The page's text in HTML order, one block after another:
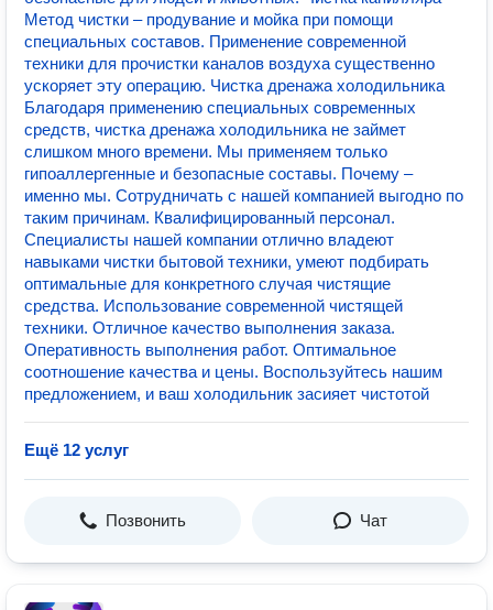
Метод чистки – продувание и мойка при помощи
специальных составов. Применение современной
техники для прочистки каналов воздуха существенно
ускоряет эту операцию. Чистка дренажа холодильника
Благодаря применению специальных современных
средств, чистка дренажа холодильника не займет
слишком много времени. Мы применяем только
гипоаллергенные и безопасные составы. Почему –
именно мы. Сотрудничать с нашей компанией выгодно по
таким причинам. Квалифицированный персонал.
Специалисты нашей компании отлично владеют
навыками чистки бытовой техники, умеют подбирать
оптимальные для конкретного случая чистящие
средства. Использование современной чистящей
техники. Отличное качество выполнения заказа.
Оперативность выполнения работ. Оптимальное
соотношение качества и цены. Воспользуйтесь нашим
предложением, и ваш холодильник засияет чистотой
Ещё 12 услуг
Позвонить Чат